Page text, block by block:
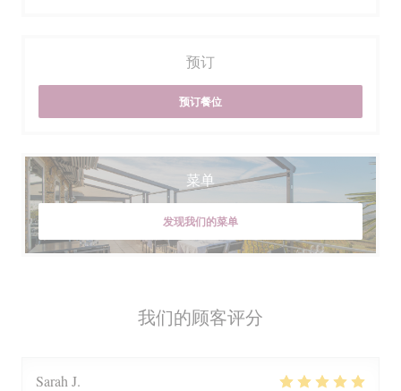
我们的顾客评分
Sarah J
预订
预订餐位
菜单
发现我们的菜单